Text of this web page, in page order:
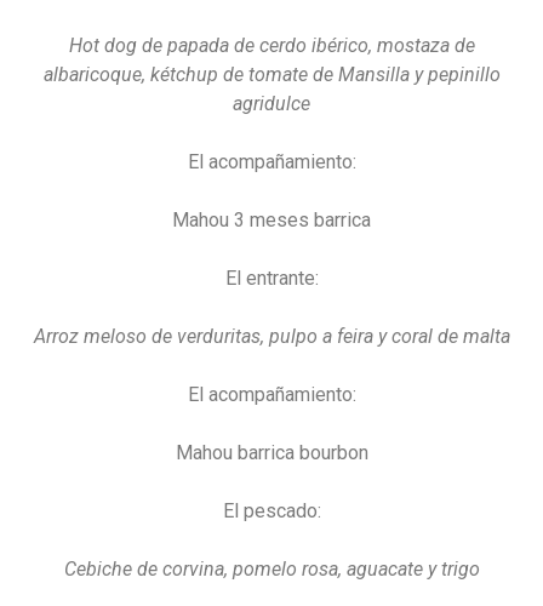
Hot dog de papada de cerdo ibérico, mostaza de
albaricoque, kétchup de tomate de Mansilla y pepinillo
agridulce
El acompañamiento:
Mahou 3 meses barrica
El entrante:
Arroz meloso de verduritas, pulpo a feira y coral de malta
El acompañamiento:
Mahou barrica bourbon
El pescado:
Cebiche de corvina, pomelo rosa, aguacate y trigo